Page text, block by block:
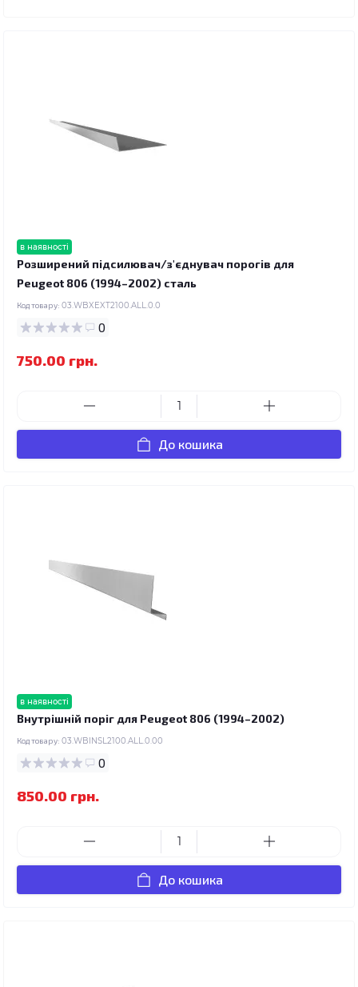
в наявності
Розширений підсилювач/з'єднувач порогів для
Peugeot 806 (1994–2002) сталь
Код товару: 03.WBXEXT2100.ALL.0.0
0
750.00 грн.
До кошика
в наявності
Внутрішній поріг для Peugeot 806 (1994–2002)
Код товару: 03.WBINSL2100.ALL.0.00
0
850.00 грн.
До кошика